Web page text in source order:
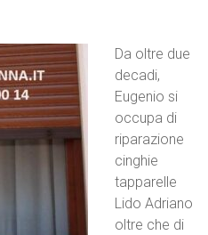
Da oltre due
decadi,
Eugenio si
occupa di
riparazione
cinghie
tapparelle
Lido Adriano
oltre che di